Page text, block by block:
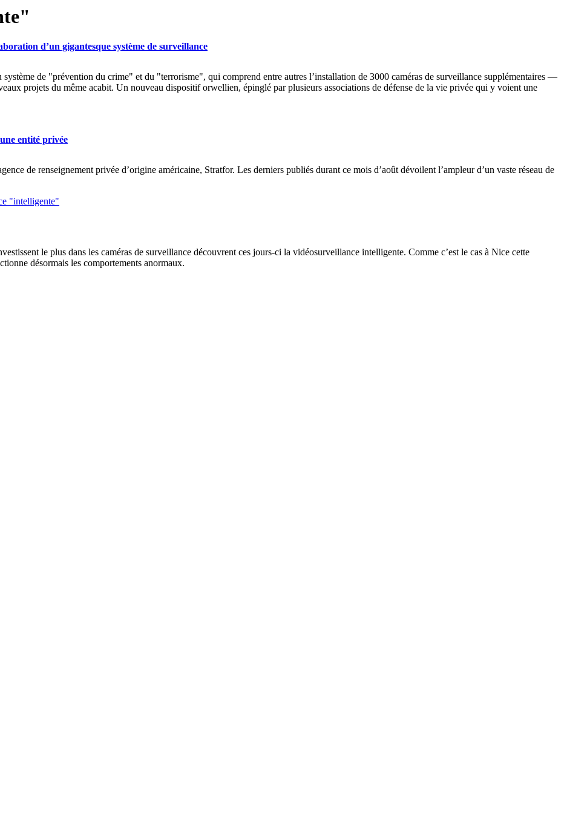
d’un gigantesque système de surveillance
de "prévention du crime" et du "terrorisme", qui comprend entre autres l’installation de 3000 caméras de surveillance supplémentaires —
projets du même acabit. Un nouveau dispositif orwellien, épinglé par plusieurs associations de défense de la vie privée qui y voient une
entité privée
de renseignement privée d’origine américaine, Stratfor. Les derniers publiés durant ce mois d’août dévoilent l’ampleur d’un vaste réseau de
"intelligente"
le plus dans les caméras de surveillance découvrent ces jours-ci la vidéosurveillance intelligente. Comme c’est le cas à Nice cette
désormais les comportements anormaux.